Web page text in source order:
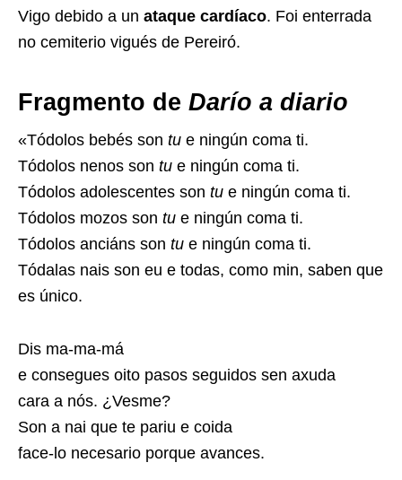
Vigo debido a un ataque cardíaco. Foi enterrada
no cemiterio vigués de Pereiró.​
Fragmento de Darío a diario
«Tódolos bebés son tu e ningún coma ti.
Tódolos nenos son tu e ningún coma ti.
Tódolos adolescentes son tu e ningún coma ti.
Tódolos mozos son tu e ningún coma ti.
Tódolos anciáns son tu e ningún coma ti.
Tódalas nais son eu e todas, como min, saben que
es único.
Dis ma-ma-má
e consegues oito pasos seguidos sen axuda
cara a nós. ¿Vesme?
Son a nai que te pariu e coida
face-lo necesario porque avances.